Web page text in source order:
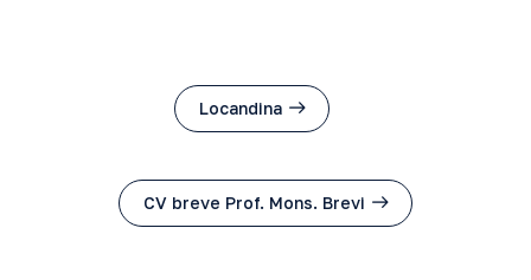
Locandina
CV breve Prof. Mons. Brevi